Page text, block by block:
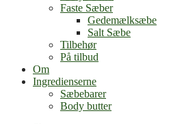
Faste Sæber
Gedemælksæbe
Salt Sæbe
Tilbehør
På tilbud
Om
Ingredienserne
Sæbebarer
Body butter